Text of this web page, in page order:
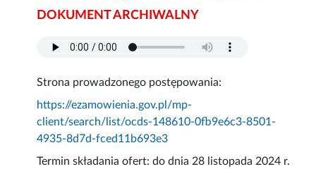
DOKUMENT ARCHIWALNY
Strona prowadzonego postępowania:
https://ezamowienia.gov.pl/mp-
client/search/list/ocds-148610-0fb9e6c3-8501-
4935-8d7d-fced11b693e3
Termin składania ofert: do dnia 28 listopada 2024 r.